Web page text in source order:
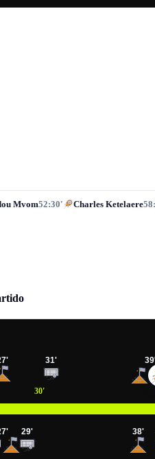
Mvom52:30' Charles Ketelaere
30'
'
'
29'
31'
38'
39